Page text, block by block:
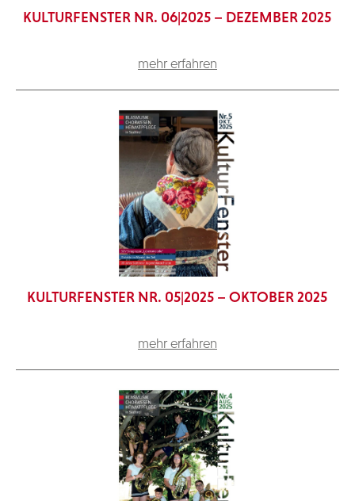
KULTURFENSTER NR. 06|2025 – DEZEMBER 2025
mehr erfahren
KULTURFENSTER NR. 05|2025 – OKTOBER 2025
mehr erfahren